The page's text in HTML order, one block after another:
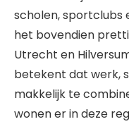
scholen, sportclubs
het bovendien
Utrecht en
betekent dat werk,
makkelijk te
wonen er in deze